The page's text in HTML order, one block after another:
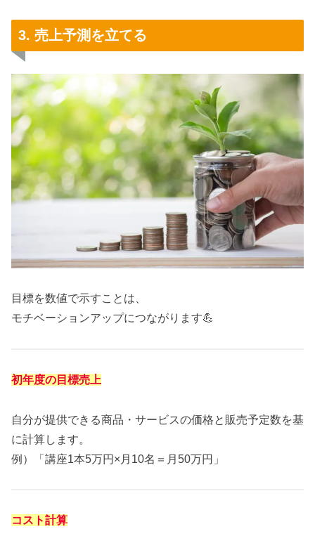
3. 売上予測を立てる
目標を数値で示すことは、
モチベーションアップにつながります💪
初年度の目標売上
自分が提供できる商品・サービスの価格と販売予定数を基
に計算します。
例）「講座1本5万円×月10名＝月50万円」
コスト計算